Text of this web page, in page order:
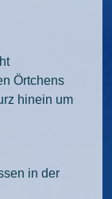
Örtchens
hinein um
in der